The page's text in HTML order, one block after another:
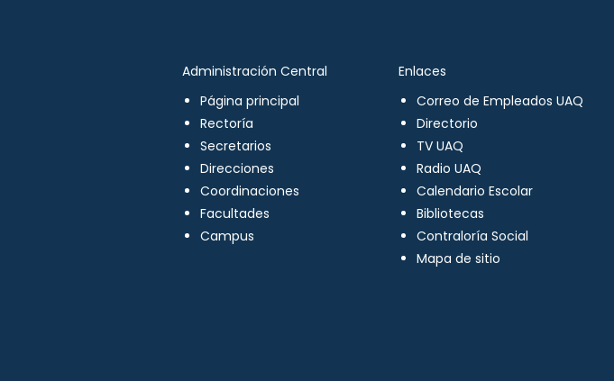
Administración Central
Página principal
Rectoría
Secretarios
Direcciones
Coordinaciones
Facultades
Campus
Enlaces
Correo de Empleados UAQ
Directorio
TV UAQ
Radio UAQ
Calendario Escolar
Bibliotecas
Contraloría Social
Mapa de sitio